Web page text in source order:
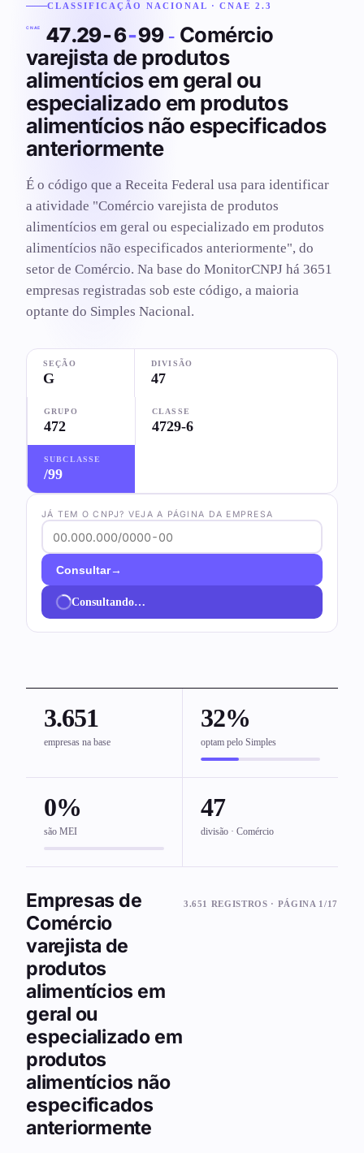
CLASSIFICAÇÃO NACIONAL · CNAE 2.3
CNAE 47.29-6-99- Comércio
varejista de produtos
alimentícios em geral ou
especializado em produtos
alimentícios não especificados
anteriormente
É o código que a Receita Federal usa para identificar
a atividade "Comércio varejista de produtos
alimentícios em geral ou especializado em produtos
alimentícios não especificados anteriormente", do
setor de Comércio. Na base do MonitorCNPJ há 3651
empresas registradas sob este código, a maioria
optante do Simples Nacional.
SEÇÃO
G
DIVISÃO
47
GRUPO
472
CLASSE
4729-6
SUBCLASSE
/99
JÁ TEM O CNPJ? VEJA A PÁGINA DA EMPRESA
Consultar→
Consultando…
3.651
empresas na base
32%
optam pelo Simples
0%
são MEI
47
divisão · Comércio
Empresas de
Comércio
varejista de
produtos
alimentícios em
geral ou
especializado em
produtos
alimentícios não
especificados
anteriormente
3.651 REGISTROS · PÁGINA 1/17